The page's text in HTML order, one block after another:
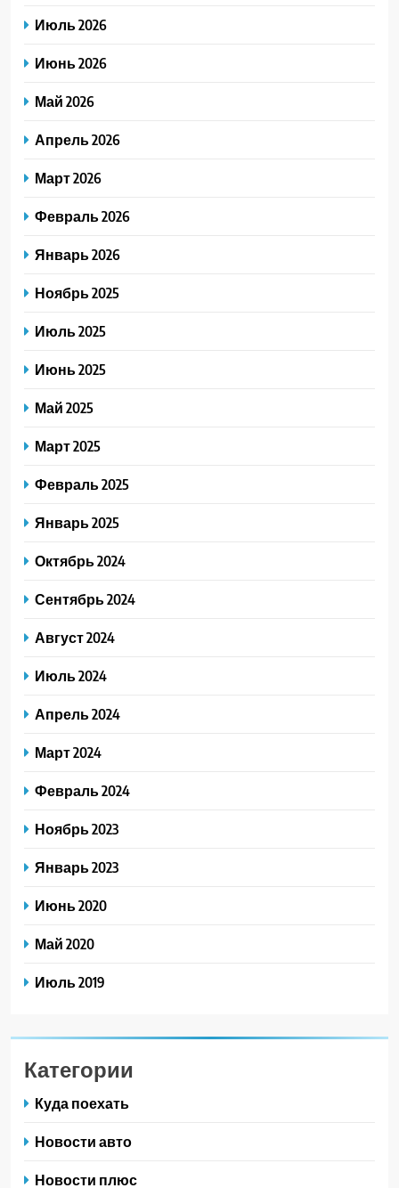
Июль 2026
Июнь 2026
Май 2026
Апрель 2026
Март 2026
Февраль 2026
Январь 2026
Ноябрь 2025
Июль 2025
Июнь 2025
Май 2025
Март 2025
Февраль 2025
Январь 2025
Октябрь 2024
Сентябрь 2024
Август 2024
Июль 2024
Апрель 2024
Март 2024
Февраль 2024
Ноябрь 2023
Январь 2023
Июнь 2020
Май 2020
Июль 2019
Категории
Куда поехать
Новости авто
Новости плюс